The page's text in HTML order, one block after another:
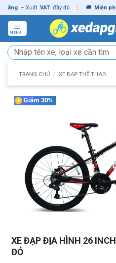
Skip
to
content
– Xuất VAT đầy đủ | 🚚 Miễn phí
MENU
Tìm
kiếm:
TRANG CHỦ / XE ĐẠP THỂ THAO
XE ĐẠP ĐỊA HÌNH 26
ĐỎ
Giảm 30%